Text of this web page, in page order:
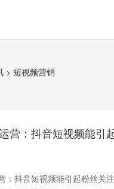
> 短视频营销
营：抖音短视频能引
：抖音短视频能引起粉丝关注